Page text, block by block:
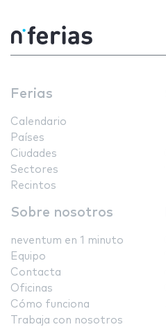
Ferias
Calendario
Países
Ciudades
Sectores
Recintos
Sobre nosotros
neventum en 1 minuto
Equipo
Contacta
Oficinas
Cómo funciona
Trabaja con nosotros